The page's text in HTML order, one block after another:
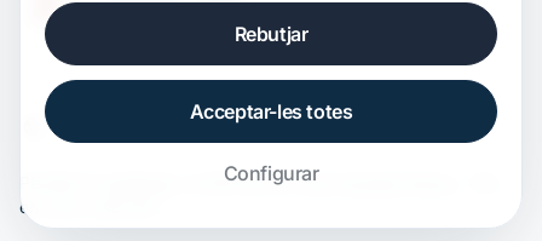
, modificada perALS Transfer Pricing
els drets reservats.
Rebutjar
Acceptar-les totes
Configurar